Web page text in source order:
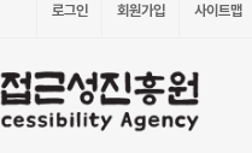
로그인 회원가입 사이트맵